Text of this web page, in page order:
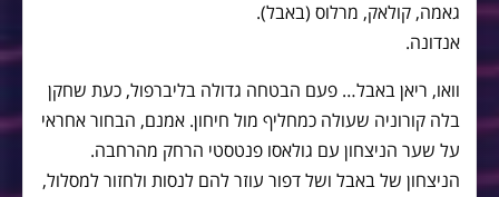
גאמה, קולאק, מרלוס (באבל).
אנדונה.
וואו, ריאן באבל… פעם הבטחה גדולה בליברפול, כעת שחקן
בלה קורוניה שעולה כמחליף מול חיחון. אמנם, הבחור אחראי
על שער הניצחון עם גולאסו פנטסטי הרחק מהרחבה.
הניצחון של באבל ושל דפור עוזר להם לנסות ולחזור למסלול,